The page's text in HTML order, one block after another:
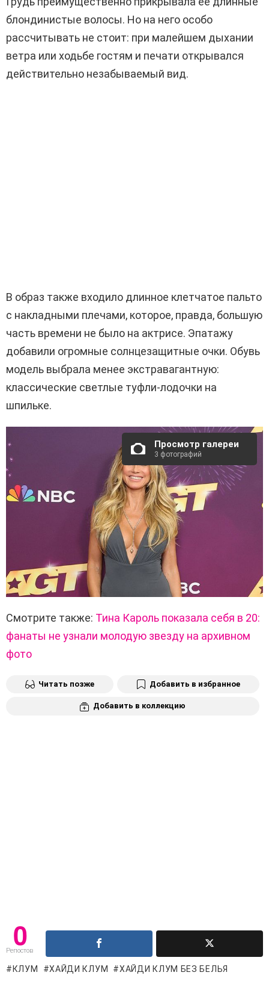
блондинистые волосы. Но на него особо
рассчитывать не стоит: при малейшем дыхании
ветра или ходьбе гостям и печати открывался
действительно незабываемый вид.
В образ также входило длинное клетчатое пальто
с накладными плечами, которое, правда, большую
часть времени не было на актрисе. Эпатажу
добавили огромные солнцезащитные очки. Обувь
модель выбрала менее экстравагантную:
классические светлые туфли-лодочки на
шпильке.
Просмотр галереи
3 фотографий
Смотрите также: Тина Кароль показала себя в 20:
фанаты не узнали молодую звезду на архивном
фото
Читать позже Добавить в избранное
Добавить в коллекцию
0
Репостов
КЛУМ ХАЙДИ КЛУМ ХАЙДИ КЛУМ БЕЗ БЕЛЬЯ